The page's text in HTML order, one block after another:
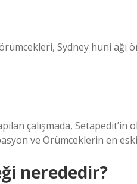
Sydney huni ağı
çalışmada, Setapedit’in
ve Örümceklerin en
nerededir?